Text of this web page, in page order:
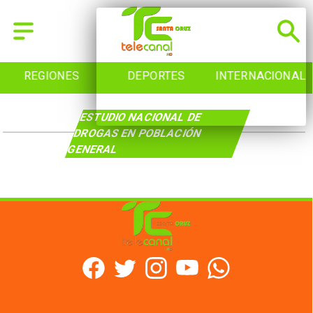
REGIONES DEPORTES INTERNACIONAL
ESTUDIO NACIONAL DE
DROGAS EN POBLACIÓN
GENERAL